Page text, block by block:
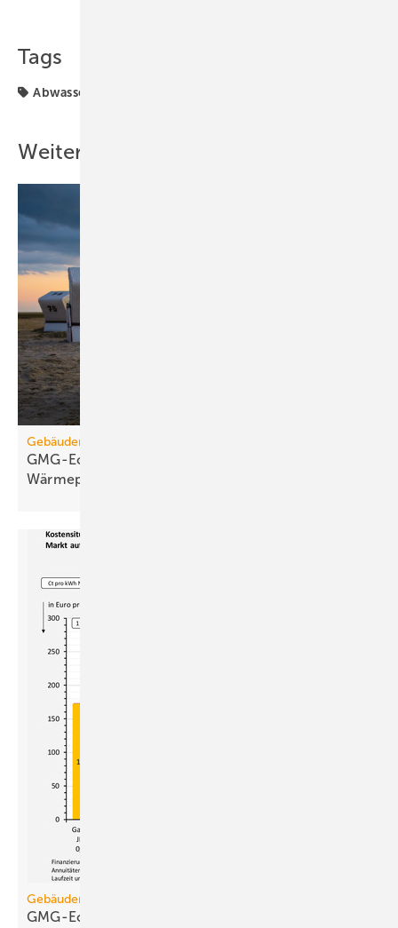
Tags
Abwasser
Weitere Inhalte
Gebäudemodernisierungsgesetz
GMG-Eckpunkte: Es kommt jetzt auf
Wärmepumpen
Gebäudemodernisierungsgesetz
GMG-Eckpunkte und Aufklärung besiegeln den